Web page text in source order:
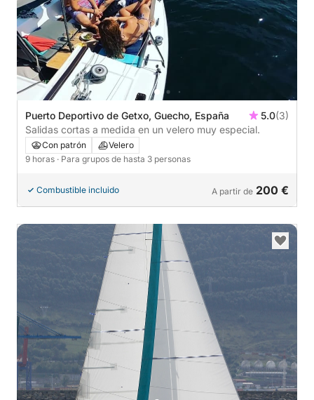
Puerto Deportivo de Getxo, Guecho, España 5.0(3)
Salidas cortas a medida en un velero muy especial.
Con patrón
Velero
9 horas · Para grupos de hasta 3 personas
Combustible incluido A partir de 200 €